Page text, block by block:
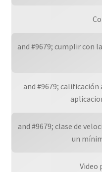
and #9679; cumplir con
and #9679; calificación
and #9679; clase de
un
Video